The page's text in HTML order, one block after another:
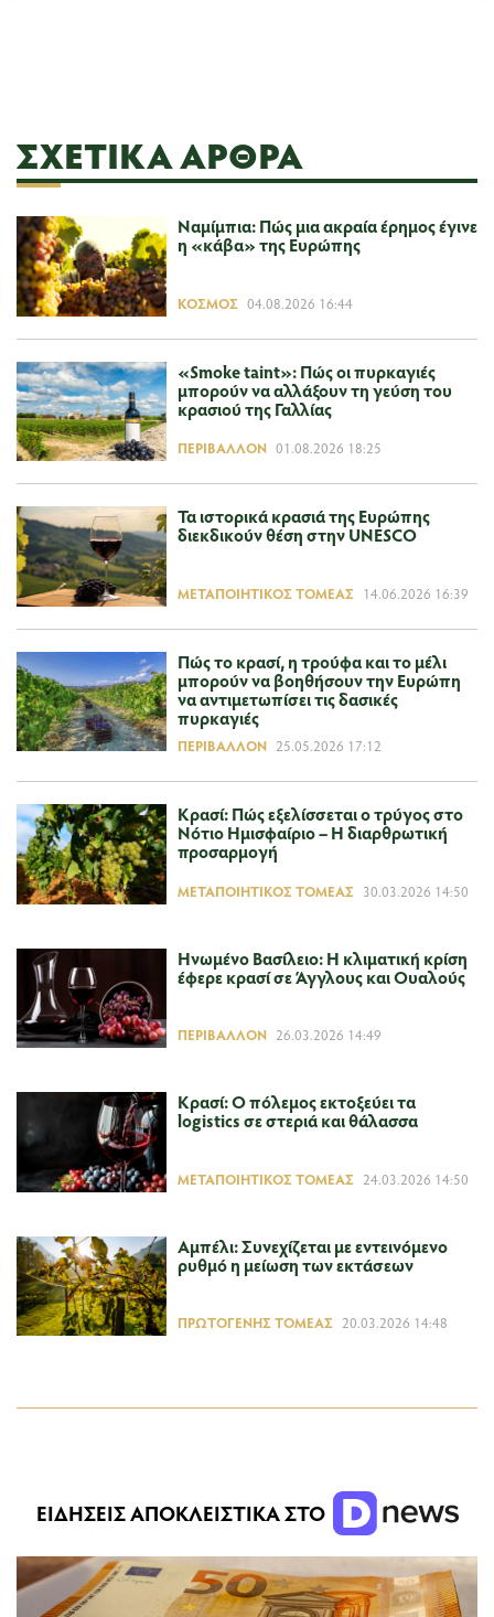
ΣΧΕΤΙΚΆ ΆΡΘΡΑ
Ναμίμπια: Πώς μια ακραία έρημος έγινε
η «κάβα» της Ευρώπης
ΚΌΣΜΟΣ 04.08.2026 16:44
«Smoke taint»: Πώς οι πυρκαγιές
μπορούν να αλλάξουν τη γεύση του
κρασιού της Γαλλίας
ΠΕΡΙΒΆΛΛΟΝ 01.08.2026 18:25
Τα ιστορικά κρασιά της Ευρώπης
διεκδικούν θέση στην UNESCO
ΜΕΤΑΠΟΙΗΤΙΚΌΣ ΤΟΜΈΑΣ 14.06.2026 16:39
Πώς το κρασί, η τρούφα και το μέλι
μπορούν να βοηθήσουν την Ευρώπη
να αντιμετωπίσει τις δασικές
πυρκαγιές
ΠΕΡΙΒΆΛΛΟΝ 25.05.2026 17:12
Κρασί: Πώς εξελίσσεται ο τρύγος στο
Νότιο Ημισφαίριο – Η διαρθρωτική
προσαρμογή
ΜΕΤΑΠΟΙΗΤΙΚΌΣ ΤΟΜΈΑΣ 30.03.2026 14:50
Ηνωμένο Βασίλειο: Η κλιματική κρίση
έφερε κρασί σε Άγγλους και Ουαλούς
ΠΕΡΙΒΆΛΛΟΝ 26.03.2026 14:49
Κρασί: Ο πόλεμος εκτοξεύει τα
logistics σε στεριά και θάλασσα
ΜΕΤΑΠΟΙΗΤΙΚΌΣ ΤΟΜΈΑΣ 24.03.2026 14:50
Αμπέλι: Συνεχίζεται με εντεινόμενο
ρυθμό η μείωση των εκτάσεων
ΠΡΩΤΟΓΕΝΉΣ ΤΟΜΈΑΣ 20.03.2026 14:48
ΕΙΔΗΣΕΙΣ ΑΠΟΚΛΕΙΣΤΙΚΑ ΣΤΟ